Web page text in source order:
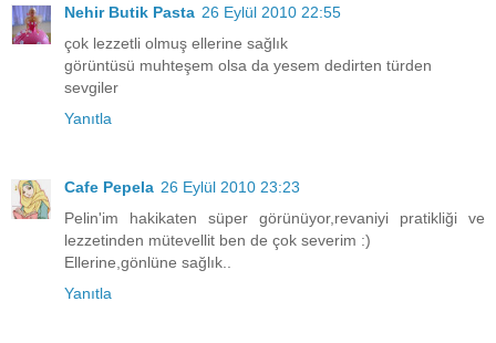
Nehir Butik Pasta 26 Eylül 2010 22:55
çok lezzetli olmuş ellerine sağlık
görüntüsü muhteşem olsa da yesem dedirten türden
sevgiler
Yanıtla
Cafe Pepela 26 Eylül 2010 23:23
Pelin'im hakikaten süper görünüyor,revaniyi pratikliği ve
lezzetinden mütevellit ben de çok severim :)
Ellerine,gönlüne sağlık..
Yanıtla